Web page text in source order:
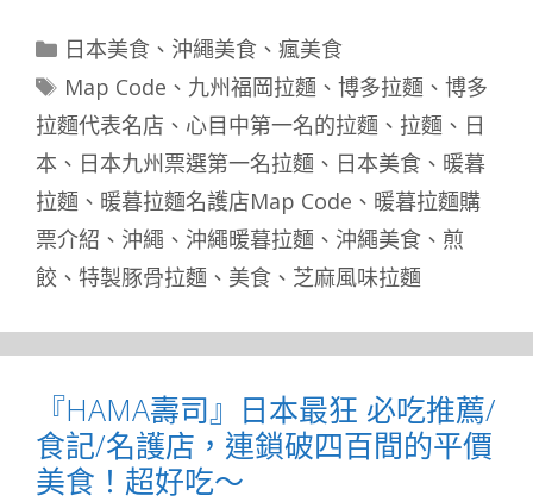
分
類
日本美食、 沖繩美食、 瘋美食
標
籤
Map Code 、 九州福岡拉麵 、 博多拉麵 、 博多
拉麵代表名店 、 心目中第一名的拉麵 、 拉麵 、 日
本 、 日本九州票選第一名拉麵 、 日本美食 、 暖暮
拉麵 、 暖暮拉麵名護店Map Code 、 暖暮拉麵購
票介紹 、 沖繩 、 沖繩暖暮拉麵 、 沖繩美食 、 煎
餃 、 特製豚骨拉麵 、 美食 、 芝麻風味拉麵
『HAMA壽司』日本最狂 必吃推薦/
食記/名護店，連鎖破四百間的平價
美食！超好吃～